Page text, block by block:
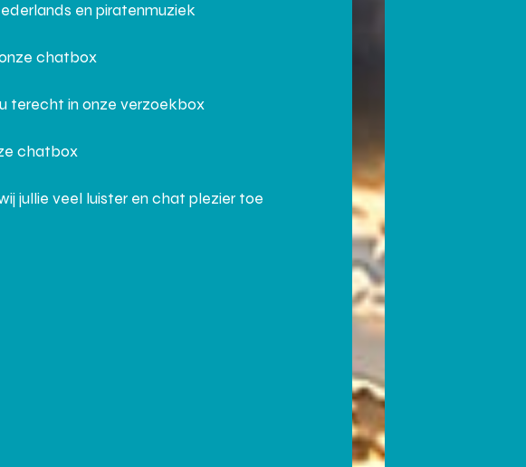
en piratenmuziek
chatbox
terecht in onze verzoekbox
chatbox
jullie veel luister en chat plezier toe